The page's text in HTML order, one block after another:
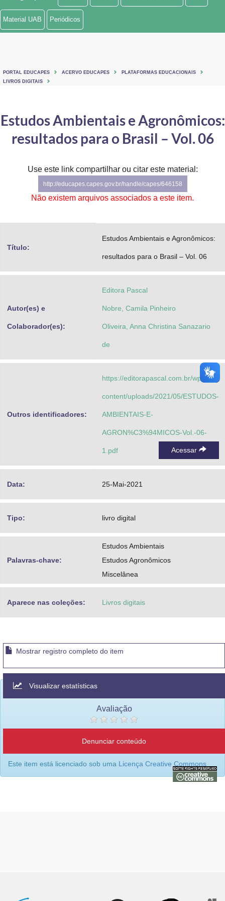
Ministério de Minas e Energia
Ministério do Turismo
Controladoria-Geral da União
Ministério da Mulher, da Família e dos Direitos Humanos
Secretaria-Geral
Material UAB Periódicos
PORTAL EDUCAPES ACERVO EDUCAPES
PLATAFORMAS EDUCACIONAIS
LIVROS DIGITAIS
Estudos Ambientais e Agronômicos:
resultados para o Brasil – Vol. 06
Use este link compartilhar ou citar este material:
http://educapes.capes.gov.br/handle/capes/646158
Não existem arquivos associados a este item.
Título:
Estudos Ambientais e Agronômicos:
resultados para o Brasil – Vol. 06
Autor(es) e
Colaborador(es):
Editora Pascal
Nobre, Camila Pinheiro
Oliveira, Anna Christina Sanazario
de
Outros identificadores:
https://editorapascal.com.br/wp-
content/uploads/2021/05/ESTUDOS-
AMBIENTAIS-E-
AGRON%C3%94MICOS-Vol.-06-
1.pdf Acessar
Data: 25-Mai-2021
Tipo: livro digital
Palavras-chave:
Estudos Ambientais
Estudos Agronômicos
Miscelânea
Aparece nas coleções: Livros digitais
Mostrar registro completo do item
Visualizar estatísticas
Avaliação
Denunciar conteúdo
Este item está licenciado sob uma Licença Creative Commons